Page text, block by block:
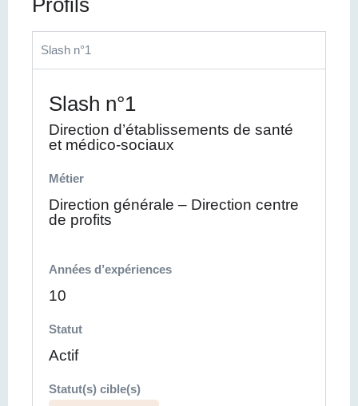
Profils
Slash n°1
Slash n°1
Direction d’établissements de santé
et médico-sociaux
Métier
Direction générale – Direction centre
de profits
Années d’expériences
10
Statut
Actif
Statut(s) cible(s)